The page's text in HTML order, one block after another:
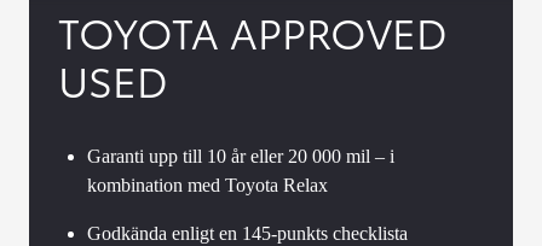
TOYOTA APPROVED
USED
Garanti upp till 10 år eller 20 000 mil – i
kombination med Toyota Relax
Godkända enligt en 145-punkts checklista